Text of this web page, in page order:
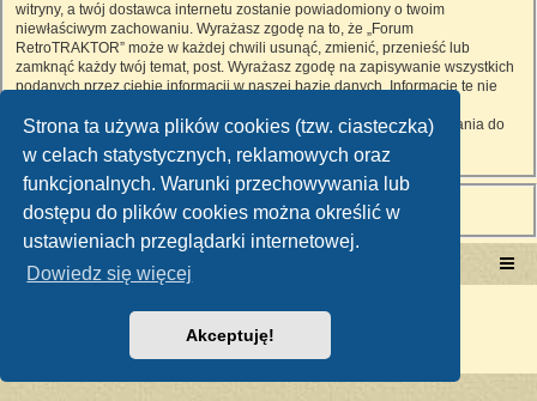
Strona ta używa plików cookies (tzw. ciasteczka)
w celach statystycznych, reklamowych oraz
funkcjonalnych. Warunki przechowywania lub
dostępu do plików cookies można określić w
ustawieniach przeglądarki internetowej.
Dowiedz się więcej
Akceptuję!
witryny, a twój dostawca internetu zostanie powiadomiony o twoim
niewłaściwym zachowaniu. Wyrażasz zgodę na to, że „Forum
RetroTRAKTOR” może w każdej chwili usunąć, zmienić, przenieść lub
zamknąć każdy twój temat, post. Wyrażasz zgodę na zapisywanie wszystkich
podanych przez ciebie informacji w naszej bazie danych. Informacje te nie
RetroTRAKTOR”, ani phpBB nie ponosi odpowiedzialności za włamania do
witryny, podczas których może dojść do kradzieży danych.
Portal RetroTRAKTOR.pl
Polski pakiet językowy dostarcza